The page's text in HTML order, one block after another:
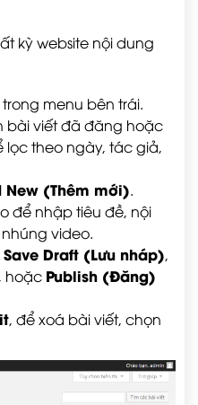
kỳ website nội dung
trong menu bên trái.
bài viết đã đăng hoặc
theo ngày, tác giả,
New (Thêm mới).
để nhập tiêu đề, nội
video.
Save Draft (Lưu nháp),
, hoặc Publish (Đăng)
, để xoá bài viết, chọn